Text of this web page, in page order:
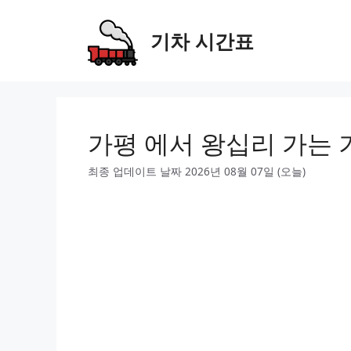
기차 시간표
가평 에서 왕십리 가는
최종 업데이트 날짜 2026년 08월 07일 (오늘)